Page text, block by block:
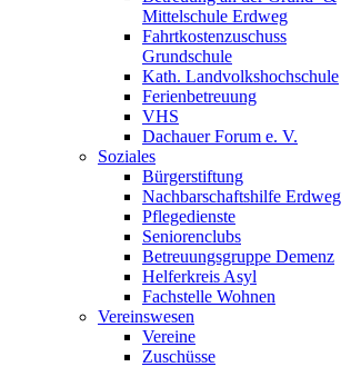
Mittelschule Erdweg
Fahrtkostenzuschuss
Grundschule
Kath. Landvolkshochschule
Ferienbetreuung
VHS
Dachauer Forum e. V.
Soziales
Bürgerstiftung
Nachbarschaftshilfe Erdweg
Pflegedienste
Seniorenclubs
Betreuungsgruppe Demenz
Helferkreis Asyl
Fachstelle Wohnen
Vereinswesen
Vereine
Zuschüsse